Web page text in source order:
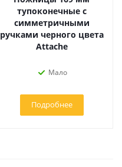
тупоконечные с
симметричными
ручками черного цвета
Attache
Мало
Подробнее